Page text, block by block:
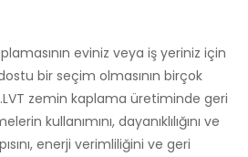
eviniz veya iş yeriniz için
bir seçim olmasının birçok
zemin kaplama üretiminde geri
kullanımını, dayanıklılığını ve
enerji verimliliğini ve geri